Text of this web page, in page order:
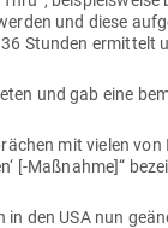
und diese
Stunden
und gab eine
mit vielen
[-Maß­nahme]“
in den USA nun